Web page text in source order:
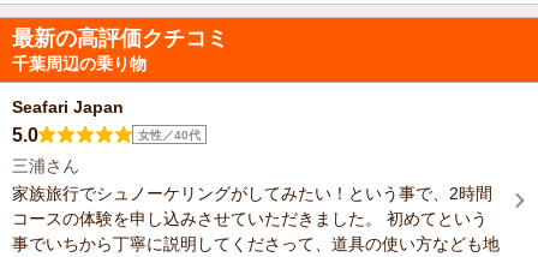
最新の高評価クチコミ
千葉周辺の乗り物
Seafari Japan
5.0 女性／40代
三浦さん
家族旅行でシュノーケリングがしてみたい！という事で、2時間
コースの体験を申し込みさせていただきました。 初めてという
事でいちから丁寧に説明してくださって、道具の使い方なども地